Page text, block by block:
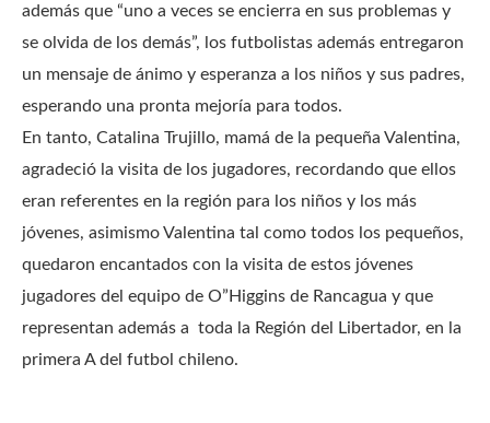
además que “uno a veces se encierra en sus problemas y
se olvida de los demás”, los futbolistas además entregaron
un mensaje de ánimo y esperanza a los niños y sus padres,
esperando una pronta mejoría para todos.
En tanto, Catalina Trujillo, mamá de la pequeña Valentina,
agradeció la visita de los jugadores, recordando que ellos
eran referentes en la región para los niños y los más
jóvenes, asimismo Valentina tal como todos los pequeños,
quedaron encantados con la visita de estos jóvenes
jugadores del equipo de O”Higgins de Rancagua y que
representan además a toda la Región del Libertador, en la
primera A del futbol chileno.